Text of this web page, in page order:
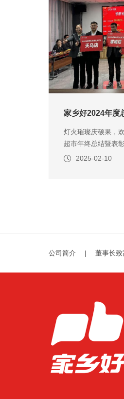
家乡好2024年度
灯火璀璨庆硕果，
超市年终总结暨表
理层、总部全员、
2025-02-10
公司简介 | 董事长致